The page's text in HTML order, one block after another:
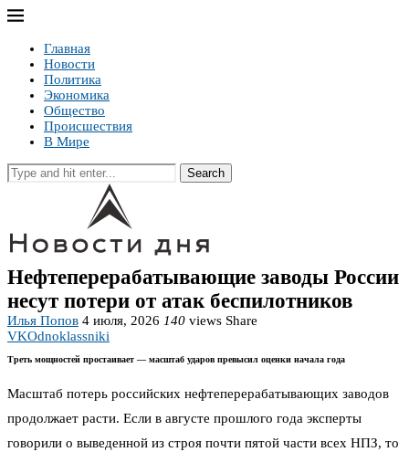
Главная
Новости
Политика
Экономика
Общество
Происшествия
В Мире
Search
Нефтеперерабатывающие заводы России
несут потери от атак беспилотников
Илья Попов 4 июля, 2026 140 views Share
VKOdnoklassniki
Треть мощностей простаивает — масштаб ударов превысил оценки начала года
Масштаб потерь российских нефтеперерабатывающих заводов
продолжает расти. Если в августе прошлого года эксперты
говорили о выведенной из строя почти пятой части всех НПЗ, то